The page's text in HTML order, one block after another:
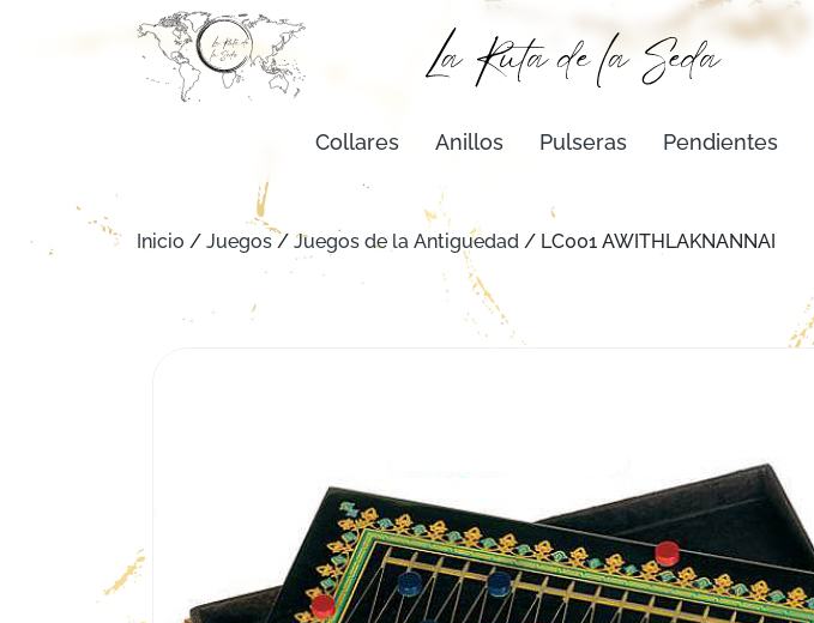
Collares Anillos Pulseras Pendientes
Inicio / Juegos / Juegos de la Antiguedad / LC001 AWITHLAKNANNAI